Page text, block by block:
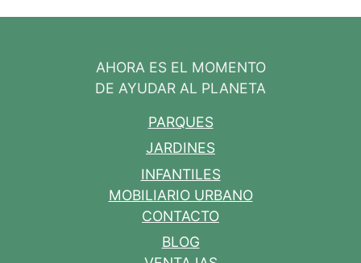
AHORA ES EL MOMENTO
DE AYUDAR AL PLANETA
PARQUES
JARDINES
INFANTILES
MOBILIARIO URBANO
CONTACTO
BLOG